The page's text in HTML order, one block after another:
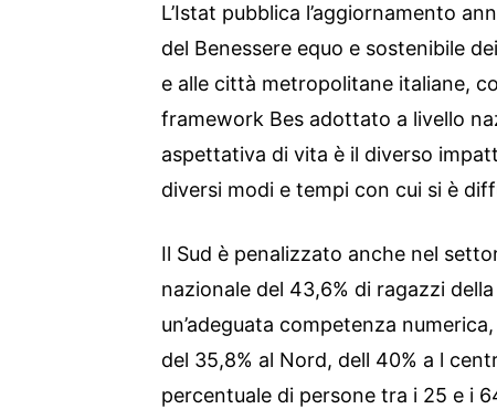
L’Istat pubblica l’aggiornamento
del Benessere equo e sostenibile
e alle città metropolitane italiane,
framework Bes adottato a livello
aspettativa di vita è il diverso
diversi modi e tempi con cui si è
Il Sud è penalizzato anche nel
nazionale del 43,6% di ragazzi
un’adeguata competenza
del 35,8% al Nord, dell 40% a l
percentuale di persone tra i 25 e i